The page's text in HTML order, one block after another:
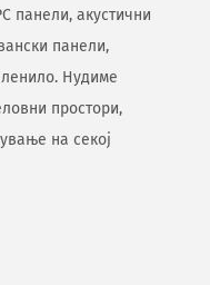
панели, акустични
панели,
Нудиме
простори,
на секој